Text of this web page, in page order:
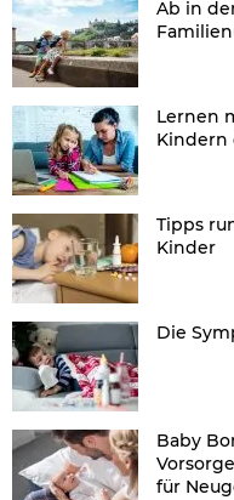
Ab in
Lernen
Kindern
Tipps
Kinder
Die
Baby
für